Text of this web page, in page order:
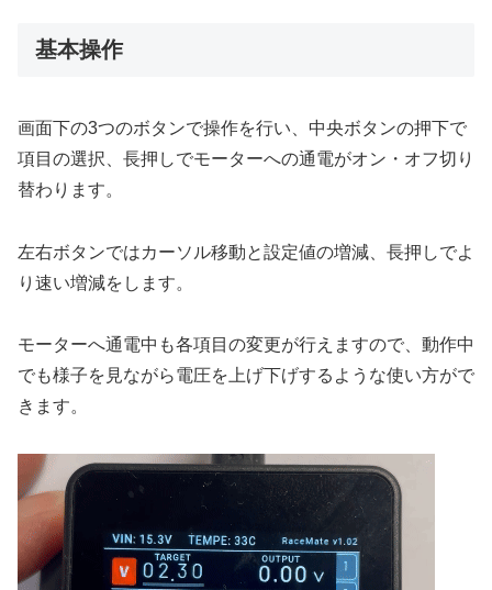
基本操作
画面下の3つのボタンで操作を行い、中央ボタンの押下で
項目の選択、長押しでモーターへの通電がオン・オフ切り
替わります。
左右ボタンではカーソル移動と設定値の増減、長押しでよ
り速い増減をします。
モーターへ通電中も各項目の変更が行えますので、動作中
でも様子を見ながら電圧を上げ下げするような使い方がで
きます。